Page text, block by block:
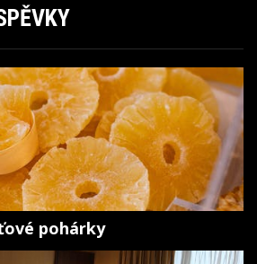
pohárky